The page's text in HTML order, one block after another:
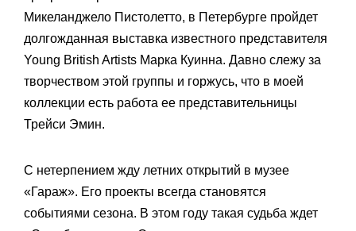
Микеланджело Пистолетто, в Петербурге пройдет
долгожданная выставка известного представителя
Young British Artists Марка Куинна. Давно слежу за
творчеством этой группы и горжусь, что в моей
коллекции есть работа ее представительницы
Трейси Эмин.
С нетерпением жду летних открытий в музее
«Гараж». Его проекты всегда становятся
событиями сезона. В этом году такая судьба ждет